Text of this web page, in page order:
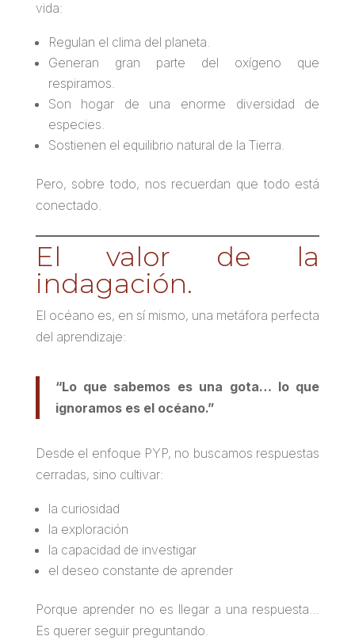
vida:
Regulan el clima del planeta.
Generan gran parte del oxígeno que
respiramos.
Son hogar de una enorme diversidad de
especies.
Sostienen el equilibrio natural de la Tierra.
Pero, sobre todo, nos recuerdan que todo está
conectado.
El valor de la
indagación.
El océano es, en sí mismo, una metáfora perfecta
del aprendizaje:
“Lo que sabemos es una gota… lo que
ignoramos es el océano.”
Desde el enfoque PYP, no buscamos respuestas
cerradas, sino cultivar:
la curiosidad
la exploración
la capacidad de investigar
el deseo constante de aprender
Porque aprender no es llegar a una respuesta…
Es querer seguir preguntando.